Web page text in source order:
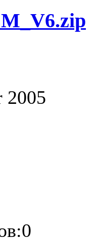
2005